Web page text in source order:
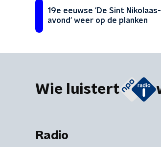
19e eeuwse 'De Sint Nikolaas-
avond' weer op de planken
Wie luistert
Radio